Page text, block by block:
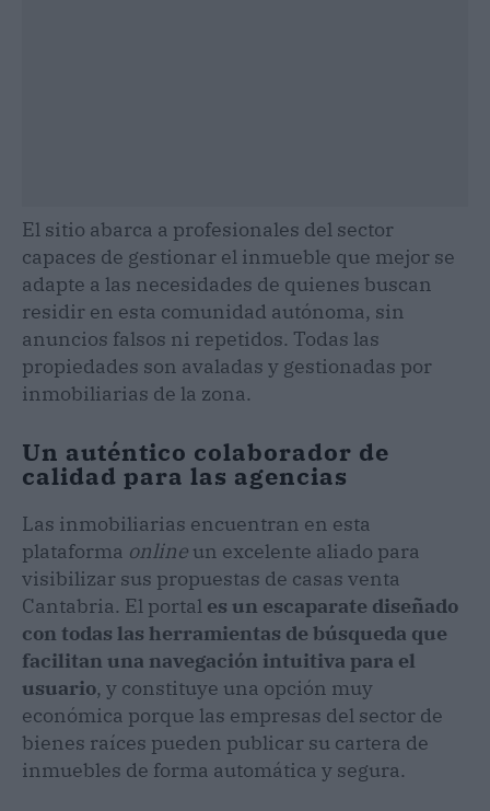
El sitio abarca a profesionales del sector
capaces de gestionar el inmueble que mejor se
adapte a las necesidades de quienes buscan
residir en esta comunidad autónoma, sin
anuncios falsos ni repetidos. Todas las
propiedades son avaladas y gestionadas por
inmobiliarias de la zona.
Un auténtico colaborador de
calidad para las agencias
Las inmobiliarias encuentran en esta
plataforma online un excelente aliado para
visibilizar sus propuestas de casas venta
Cantabria. El portal es un escaparate diseñado
con todas las herramientas de búsqueda que
facilitan una navegación intuitiva para el
usuario, y constituye una opción muy
económica porque las empresas del sector de
bienes raíces pueden publicar su cartera de
inmuebles de forma automática y segura.